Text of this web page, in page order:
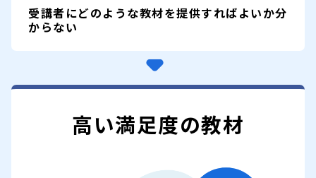
受講者にどのような教材を提供すればよいか分
からない
高い満足度の教材